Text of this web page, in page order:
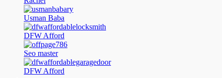
Usman Baba
DFW Afford
Seo master
DFW Afford